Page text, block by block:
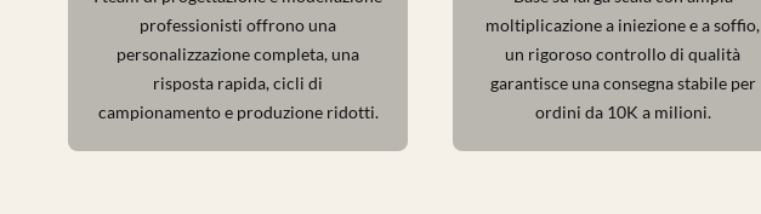
professionisti offrono una
personalizzazione completa, una
risposta rapida, cicli di
campionamento e produzione ridotti.
moltiplicazione a iniezione e a soffio,
un rigoroso controllo di qualità
garantisce una consegna stabile per
ordini da 10K a milioni.